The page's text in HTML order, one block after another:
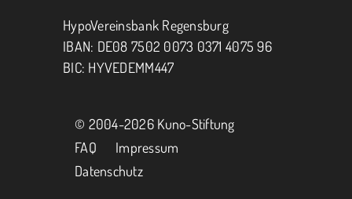
HypoVereinsbank Regensburg
IBAN: DE08 7502 0073 0371 4075 96
BIC: HYVEDEMM447
© 2004-2026 Kuno-Stiftung
FAQ
Impressum
Datenschutz